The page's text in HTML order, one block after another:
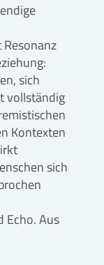
Resonanz
sich
vollständig
Kontexten
sich
Echo. Aus